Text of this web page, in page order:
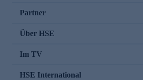
Partner
Über HSE
Im TV
HSE International